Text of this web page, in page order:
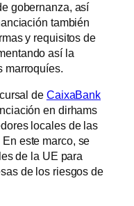
gobernanza, así
también
y requisitos de
así la
marroquíes.
de CaixaBank
en dirhams
locales de las
este marco, se
de la UE para
de los riesgos de